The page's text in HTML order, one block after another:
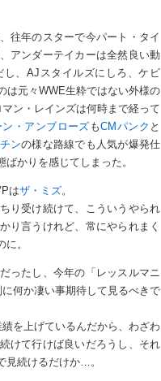
往年のスターで今パート・タイ
アンダーテイカーは全然良い動
し、AJスタイルズにしろ、ケビ
は元々WWE生粋ではない外様の
ン・レインズは何時まで経って
ン・アンブローズ もCMパンク と
ンの様な路線でも人気が爆発仕
かりを感じてしまった。
はザ・ミズ。
り受け続けて、こういうやられ
り言うけれど、常にやられまく
。
ったし、今年の「レッスルマニ
何か凄い事期待して見るべきで
を上げているんだから、わざわ
けて行けば良いだろうし、それ
見続けるだけか…。